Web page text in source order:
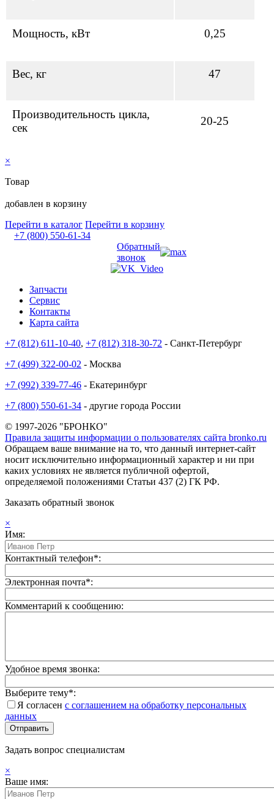
Мощность, кВт 0,25
Вес, кг 47
Производительность цикла,
сек
20-25
×
Товар
добавлен в корзину
Перейти в каталог Перейти в корзину
+7 (800) 550-61-34
Обратный
звонок
Запчасти
Сервис
Контакты
Карта сайта
+7 (812) 611-10-40, +7 (812) 318-30-72 - Санкт-Петербург
+7 (499) 322-00-02 - Москва
+7 (992) 339-77-46 - Екатеринбург
+7 (800) 550-61-34 - другие города России
© 1997-2026 "БРОНКО"
Правила защиты информации о пользователях сайта bronko.ru
Обращаем ваше внимание на то, что данный интернет-сайт
носит исключительно информационный характер и ни при
каких условиях не является публичной офертой,
определяемой положениями Статьи 437 (2) ГК РФ.
Заказать обратный звонок
×
Имя:
Контактный телефон*:
Электронная почта*:
Комментарий к сообщению:
Удобное время звонка:
Выберите тему*:
Я согласен с соглашением на обработку персональных
данных
Задать вопрос специалистам
×
Ваше имя: